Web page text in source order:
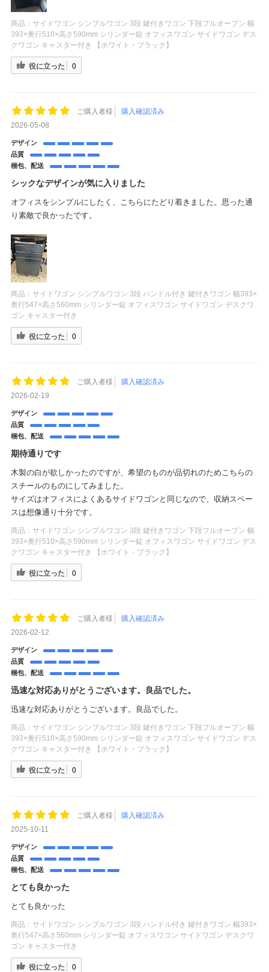
商品： サイドワゴン シンプルワゴン 3段 鍵付きワゴン 下段フルオープン 幅
393×奥行510×高さ590mm シリンダー錠 オフィスワゴン サイドワゴン デス
クワゴン キャスター付き 【ホワイト・ブラック】
役に立った 0
ご購入者様
購入確認済み
2026-05-08
デザイン
品質
梱包、配送
シックなデザインが気に入りました
オフィスをシンプルにしたく、こちらにたどり着きました。思った通
り素敵で良かったです。
商品： サイドワゴン シンプルワゴン 3段 ハンドル付き 鍵付きワゴン 幅393×
奥行547×高さ560mm シリンダー錠 オフィスワゴン サイドワゴン デスクワ
ゴン キャスター付き
役に立った 0
ご購入者様
購入確認済み
2026-02-19
デザイン
品質
梱包、配送
期待通りです
木製の白が欲しかったのですが、希望のものが品切れのためこちらの
スチールのものにしてみました。
サイズはオフィスによくあるサイドワゴンと同じなので、収納スペー
スは想像通り十分です。
商品： サイドワゴン シンプルワゴン 3段 鍵付きワゴン 下段フルオープン 幅
393×奥行510×高さ590mm シリンダー錠 オフィスワゴン サイドワゴン デス
クワゴン キャスター付き 【ホワイト・ブラック】
役に立った 0
ご購入者様
購入確認済み
2026-02-12
デザイン
品質
梱包、配送
迅速な対応ありがとうございます。良品でした。
迅速な対応ありがとうございます。良品でした。
商品： サイドワゴン シンプルワゴン 3段 鍵付きワゴン 下段フルオープン 幅
393×奥行510×高さ590mm シリンダー錠 オフィスワゴン サイドワゴン デス
クワゴン キャスター付き 【ホワイト・ブラック】
役に立った 0
ご購入者様
購入確認済み
2025-10-11
デザイン
品質
梱包、配送
とても良かった
とても良かった
商品： サイドワゴン シンプルワゴン 3段 ハンドル付き 鍵付きワゴン 幅393×
奥行547×高さ560mm シリンダー錠 オフィスワゴン サイドワゴン デスクワ
ゴン キャスター付き
役に立った 0